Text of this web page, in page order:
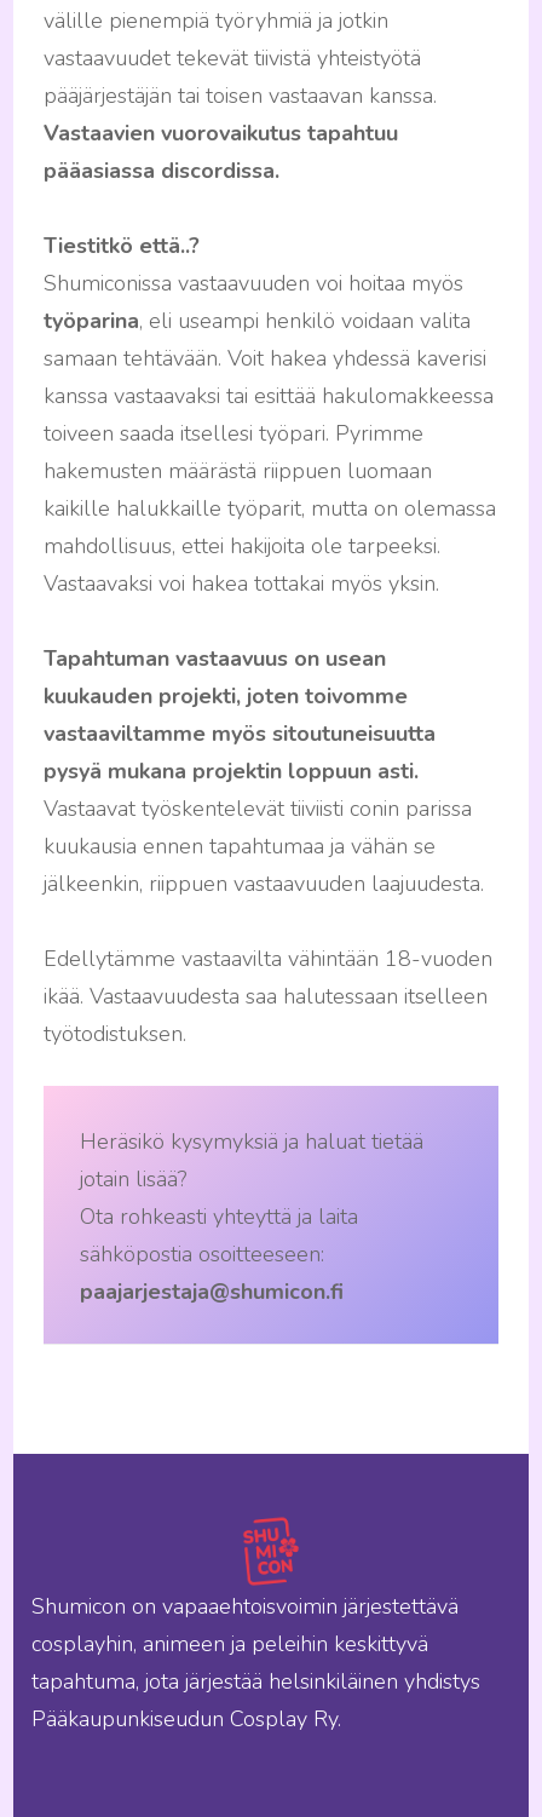
välille pienempiä työryhmiä ja jotkin
vastaavuudet tekevät tiivistä yhteistyötä
pääjärjestäjän tai toisen vastaavan kanssa.
Vastaavien vuorovaikutus tapahtuu
pääasiassa discordissa.
Tiestitkö että..?
Shumiconissa vastaavuuden voi hoitaa myös
työparina, eli useampi henkilö voidaan valita
samaan tehtävään. Voit hakea yhdessä kaverisi
kanssa vastaavaksi tai esittää hakulomakkeessa
toiveen saada itsellesi työpari. Pyrimme
hakemusten määrästä riippuen luomaan
kaikille halukkaille työparit, mutta on olemassa
mahdollisuus, ettei hakijoita ole tarpeeksi.
Vastaavaksi voi hakea tottakai myös yksin.
Tapahtuman vastaavuus on usean
kuukauden projekti, joten toivomme
vastaaviltamme myös sitoutuneisuutta
pysyä mukana projektin loppuun asti.
Vastaavat työskentelevät tiiviisti conin parissa
kuukausia ennen tapahtumaa ja vähän se
jälkeenkin, riippuen vastaavuuden laajuudesta.
Edellytämme vastaavilta vähintään 18-vuoden
ikää. Vastaavuudesta saa halutessaan itselleen
työtodistuksen.
Heräsikö kysymyksiä ja haluat tietää
jotain lisää?
Ota rohkeasti yhteyttä ja laita
sähköpostia osoitteeseen:
paajarjestaja@shumicon.fi
selaus
Shumicon on vapaaehtoisvoimin järjestettävä
cosplayhin, animeen ja peleihin keskittyvä
tapahtuma, jota järjestää helsinkiläinen yhdistys
Pääkaupunkiseudun Cosplay Ry.